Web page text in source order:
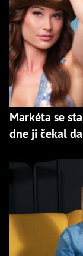
Markéta se
dne ji čekal